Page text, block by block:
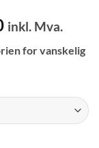
Prisområde:
til
inkl. Mva.
for vanskelig
antall